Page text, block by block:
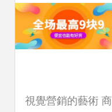
精彩亮相
視覺營銷的藝術 商